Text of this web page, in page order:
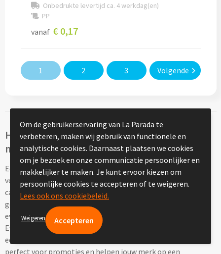
Reisetui's & Reisportefeuilles bedrukken
Zomer & Strand
Strandballen bedrukken
Handwaaiers bedrukken
Strandtassen bedrukken
Strandmatten bedrukken
Strandstoelen bedrukken
Parasols bedrukken
Onbedrukte levertijd ca. 4 werkdag(en)
PP
vanaf € 0,17
1 2 3 Volgende
Herbruikbare event beker bedrukken als
marketingtool
Een herbruikbare event beker is een ideaal relatiegeschenk
voor bedrijven die op zoek zijn naar duurzame en functionele
cadeaus. Door deze drinkbekers met jouw logo te bedrukken,
geef je een praktisch item weg dat niet alleen op
evenementen, maar ook op het werk en thuis gebruikt wordt.
Event bekers zijn populair bij bedrijven die op zoek zijn naar
een eco-vriendelijk alternatief voor wegwerpcups. Ze zijn
perfect voor promoties en helpen jouw merk op een
Om de gebruikerservaring van La Parada te
verbeteren, maken wij gebruik van functionele en
analytische cookies. Daarnaast plaatsen we cookies
om je bezoek en onze communicatie persoonlijker en
makkelijker te maken. Je kunt ervoor kiezen om
persoonlijke cookies te accepteren of te weigeren.
Lees ook ons cookiebeleid.
Weigeren